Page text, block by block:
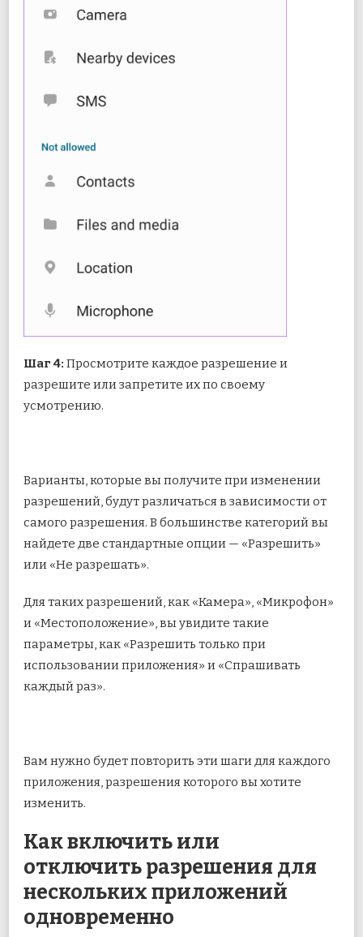
Шаг 4: Просмотрите каждое разрешение и
разрешите или запретите их по своему
усмотрению.
Варианты, которые вы получите при изменении
разрешений, будут различаться в зависимости от
самого разрешения. В большинстве категорий вы
найдете две стандартные опции — «Разрешить»
или «Не разрешать».
Для таких разрешений, как «Камера», «Микрофон»
и «Местоположение», вы увидите такие
параметры, как «Разрешить только при
использовании приложения» и «Спрашивать
каждый раз».
Вам нужно будет повторить эти шаги для каждого
приложения, разрешения которого вы хотите
изменить.
Как включить или
отключить разрешения для
нескольких приложений
одновременно